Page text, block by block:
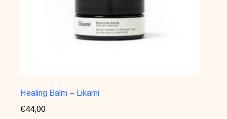
Healing Balm – Likami
€44,00